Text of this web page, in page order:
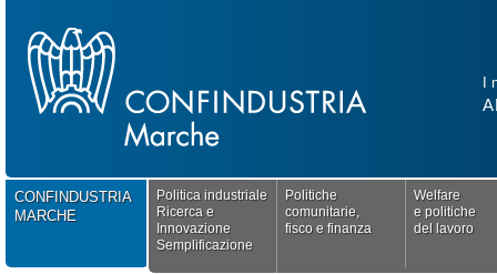
CONFINDUSTRIA
MARCHE
Politica industriale
Ricerca e
Innovazione
Semplificazione
Politiche
comunitarie,
fisco e finanza
Welfare
e politiche
del lavoro